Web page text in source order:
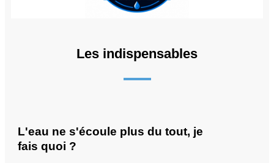
Les indispensables
L'eau ne s'écoule plus du tout, je
fais quoi ?